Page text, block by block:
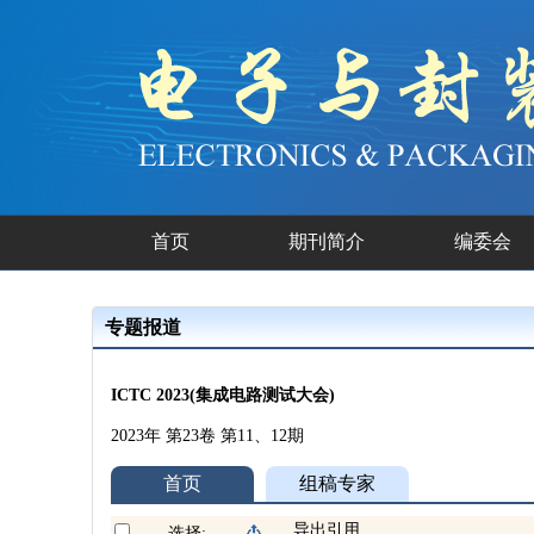
首页 期刊简介 编委会
专题报道
ICTC 2023(集成电路测试大会)
2023年 第23卷 第11、12期
首页 组稿专家
导出引用